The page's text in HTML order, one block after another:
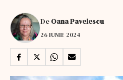
De Oana Pavelescu
26 IUNIE 2024